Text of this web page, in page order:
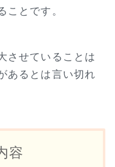
ことです。
させていることは
あるとは言い切れ
容